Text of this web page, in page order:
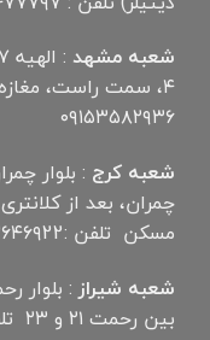
شعبه مشهد
۴، سمت راست،
۰۹۱۵۳۵۸۲۹۳۶
شعبه کرج : بلوار
مسکن تلفن :۰۹۳۶۳۶۴۶۹22
شعبه شیراز: بلوار
بین